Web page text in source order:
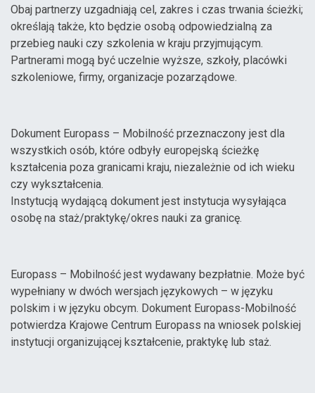
Obaj partnerzy uzgadniają cel, zakres i czas trwania ścieżki;
określają także, kto będzie osobą odpowiedzialną za
przebieg nauki czy szkolenia w kraju przyjmującym.
Partnerami mogą być uczelnie wyższe, szkoły, placówki
szkoleniowe, firmy, organizacje pozarządowe.
Dokument Europass – Mobilność przeznaczony jest dla
wszystkich osób, które odbyły europejską ścieżkę
kształcenia poza granicami kraju, niezależnie od ich wieku
czy wykształcenia.
Instytucją wydającą dokument jest instytucja wysyłająca
osobę na staż/praktykę/okres nauki za granicę.
Europass – Mobilność jest wydawany bezpłatnie. Może być
wypełniany w dwóch wersjach językowych – w języku
polskim i w języku obcym. Dokument Europass-Mobilność
potwierdza Krajowe Centrum Europass na wniosek polskiej
instytucji organizującej kształcenie, praktykę lub staż.